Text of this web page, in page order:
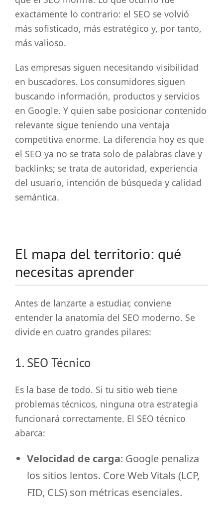
exactamente lo contrario: el SEO se volvió
más sofisticado, más estratégico y, por tanto,
más valioso.
Las empresas siguen necesitando visibilidad
en buscadores. Los consumidores siguen
buscando información, productos y servicios
en Google. Y quien sabe posicionar contenido
relevante sigue teniendo una ventaja
competitiva enorme. La diferencia hoy es que
el SEO ya no se trata solo de palabras clave y
backlinks; se trata de autoridad, experiencia
del usuario, intención de búsqueda y calidad
semántica.
El mapa del territorio: qué
necesitas aprender
Antes de lanzarte a estudiar, conviene
entender la anatomía del SEO moderno. Se
divide en cuatro grandes pilares:
1. SEO Técnico
Es la base de todo. Si tu sitio web tiene
problemas técnicos, ninguna otra estrategia
funcionará correctamente. El SEO técnico
abarca:
Velocidad de carga: Google penaliza
los sitios lentos. Core Web Vitals (LCP,
FID, CLS) son métricas esenciales.